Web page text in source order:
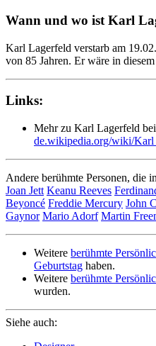
Wann und wo ist Karl
Karl Lagerfeld verstarb am
von 85 Jahren. Er wäre in
Links:
Mehr zu Karl Lagerfeld
de.wikipedia.org/wiki/
Andere berühmte Personen, die
Joan Jett Keanu Reeves
Beyoncé Freddie Mercury John
Gaynor Mario Adorf Martin
Weitere berühmte
Geburtstag haben.
Weitere berühmte
wurden.
Siehe auch: